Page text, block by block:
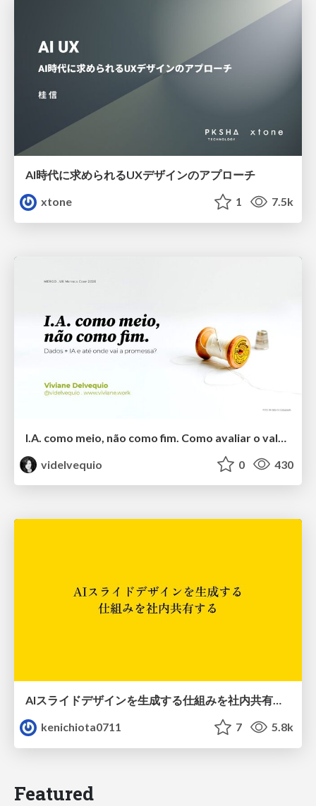
AI時代に求められるUXデザインのアプローチ
xtone
1 7.5k
videlvequio
0 430
AIスライドデザインを生成する仕組みを社内共有する
kenichiota0711
7 5.8k
Featured